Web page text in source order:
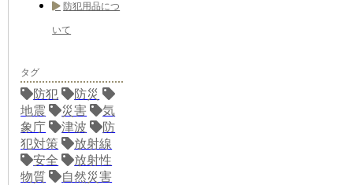
防犯用品につ
いて
タグ
防犯
防災
地震
災害
気
象庁
津波
防
犯対策
放射線
安全
放射性
物質
自然災害